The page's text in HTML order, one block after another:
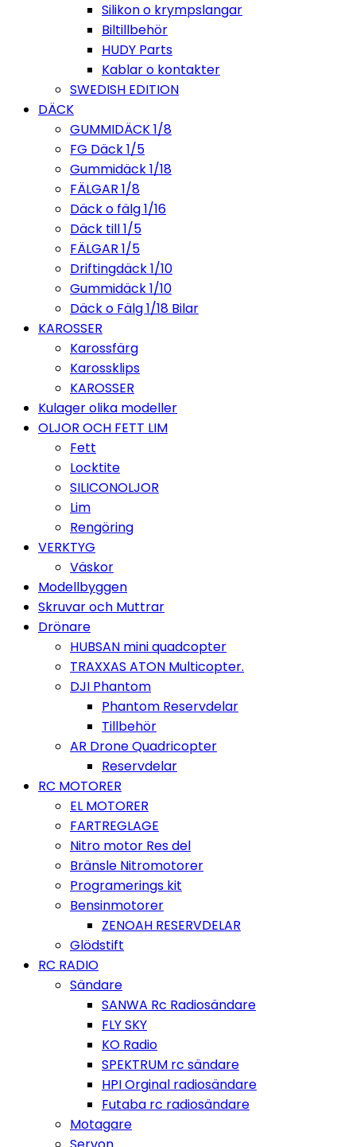
Silikon o krympslangar
Biltillbehör
HUDY Parts
Kablar o kontakter
SWEDISH EDITION
DÄCK
GUMMIDÄCK 1/8
FG Däck 1/5
Gummidäck 1/18
FÄLGAR 1/8
Däck o fälg 1/16
Däck till 1/5
FÄLGAR 1/5
Driftingdäck 1/10
Gummidäck 1/10
Däck o Fälg 1/18 Bilar
KAROSSER
Karossfärg
Karossklips
KAROSSER
Kulager olika modeller
OLJOR OCH FETT LIM
Fett
Locktite
SILICONOLJOR
Lim
Rengöring
VERKTYG
Väskor
Modellbyggen
Skruvar och Muttrar
Drönare
HUBSAN mini quadcopter
TRAXXAS ATON Multicopter.
DJI Phantom
Phantom Reservdelar
Tillbehör
AR Drone Quadricopter
Reservdelar
RC MOTORER
EL MOTORER
FARTREGLAGE
Nitro motor Res del
Bränsle Nitromotorer
Programerings kit
Bensinmotorer
ZENOAH RESERVDELAR
Glödstift
RC RADIO
Sändare
SANWA Rc Radiosändare
FLY SKY
KO Radio
SPEKTRUM rc sändare
HPI Orginal radiosändare
Futaba rc radiosändare
Motagare